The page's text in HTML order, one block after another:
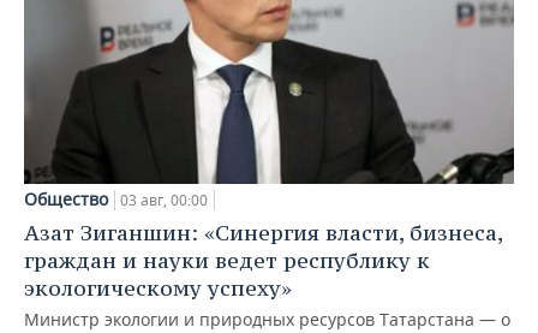
Общество 03 авг, 00:00
Азат Зиганшин: «Синергия власти, бизнеса,
граждан и науки ведет республику к
экологическому успеху»
Министр экологии и природных ресурсов Татарстана — о